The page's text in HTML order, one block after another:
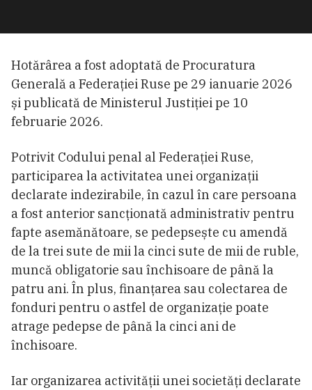
Hotărârea a fost adoptată de Procuratura
Generală a Federației Ruse pe 29 ianuarie 2026
și publicată de Ministerul Justiției pe 10
februarie 2026.
Potrivit Codului penal al Federației Ruse,
participarea la activitatea unei organizații
declarate indezirabile, în cazul în care persoana
a fost anterior sancționată administrativ pentru
fapte asemănătoare, se pedepsește cu amendă
de la trei sute de mii la cinci sute de mii de ruble,
muncă obligatorie sau închisoare de până la
patru ani. În plus, finanțarea sau colectarea de
fonduri pentru o astfel de organizație poate
atrage pedepse de până la cinci ani de
închisoare.
Iar organizarea activității unei societăți declarate